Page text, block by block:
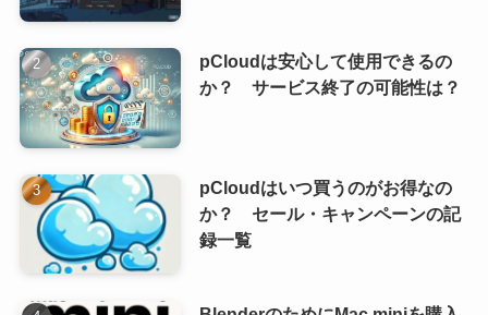
pCloudは安心して使用できるの
か？ サービス終了の可能性は？
pCloudはいつ買うのがお得なの
か？ セール・キャンペーンの記
録一覧